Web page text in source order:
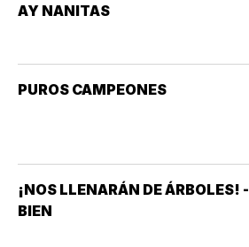
AY NANITAS
PUROS CAMPEONES
¡NOS LLENARÁN DE ÁRBOLES! -
BIEN